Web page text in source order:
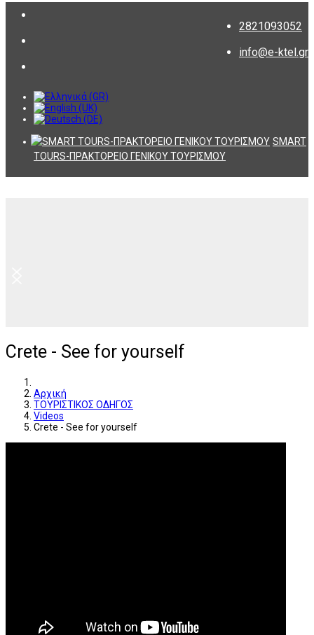
2821093052
info@e-ktel.gr
SMART
TOURS-ΠΡΑΚΤΟΡΕΙΟ ΓΕΝΙΚΟΥ ΤΟΥΡΙΣΜΟΥ
Crete - See for yourself
Αρχική
ΤΟΥΡΙΣΤΙΚΟΣ ΟΔΗΓΟΣ
Videos
Crete - See for yourself